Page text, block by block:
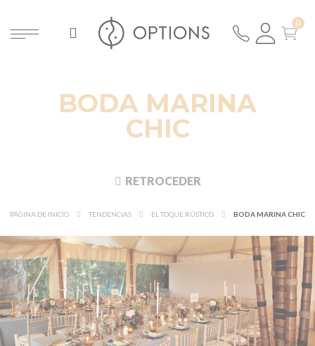
BODA MARINA
CHIC
RETROCEDER
PÁGINA DE INICIO TENDENCIAS EL TOQUE RÚSTICO BODA MARINA CHIC